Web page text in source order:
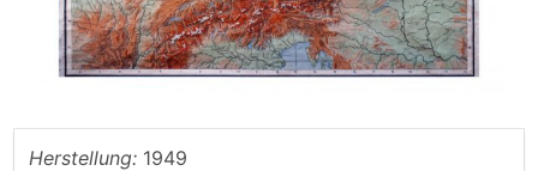
Herstellung: 1949